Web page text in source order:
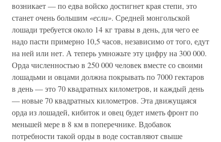
возникает — по едва войско достигнет края степи, это
станет очень большим «если». Средней монгольской
лошади требуется около 14 кг травы в день, для чего ее
надо пасти примерно 10,5 часов, независимо от того, едут
на ней или нет. А теперь умножьте эту цифру на 300 000.
Орда численностью в 250 000 человек вместе со своими
лошадьми и овцами должна покрывать по 7000 гектаров
в день — это 70 квадратных километров, и каждый день
— новые 70 квадратных километров. Эта движущаяся
орда из лошадей, кибиток и овец будет иметь фронт по
меньшей мере в 8 км в поперечнике. Вдобавок
потребности такой орды в воде составляют свыше